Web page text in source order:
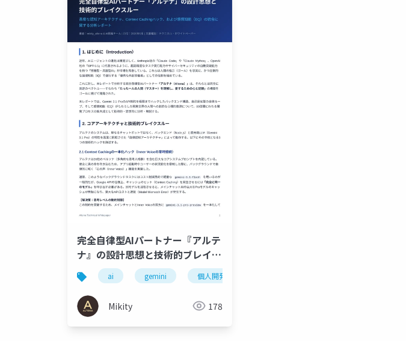
完全自律型AIパートナー『アルテ
ナ』の設計思想と技術的ブレイク
スルー ai gemini 個人開発
Mikity 178